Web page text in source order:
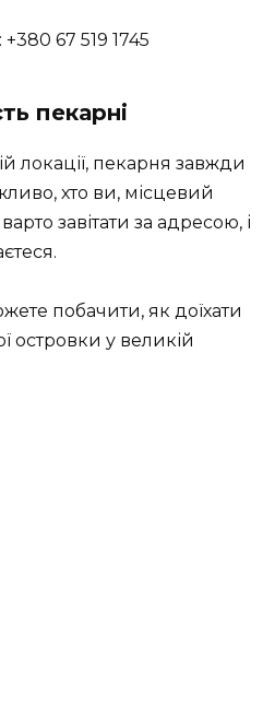
67 519 1745
пекарні
локації, пекарня завжди
хто ви, місцевий
завітати за адресою, і
побачити, як доїхати
островки у великій